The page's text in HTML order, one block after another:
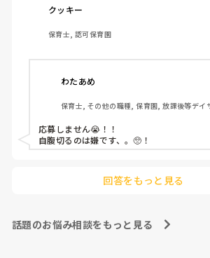
私としてはなかなか大きい金額なので、
募を迷っているのですが、皆さんならど
クッキー
保育士, 認可保育園
わたあめ
保育士, その他の職種, 保育園, 放課後等デイ
応募しません😭！！
自腹切るのは嫌です、。🥺！
回答をもっと見る
話題のお悩み相談をもっと見る